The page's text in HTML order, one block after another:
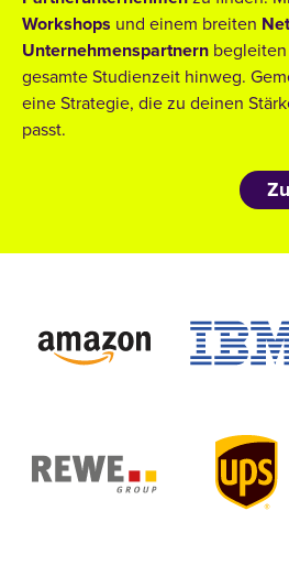
Workshops und einem breiten
Unternehmenspartnern
gesamte Studienzeit hinweg.
eine Strategie, die zu deinen
passt.